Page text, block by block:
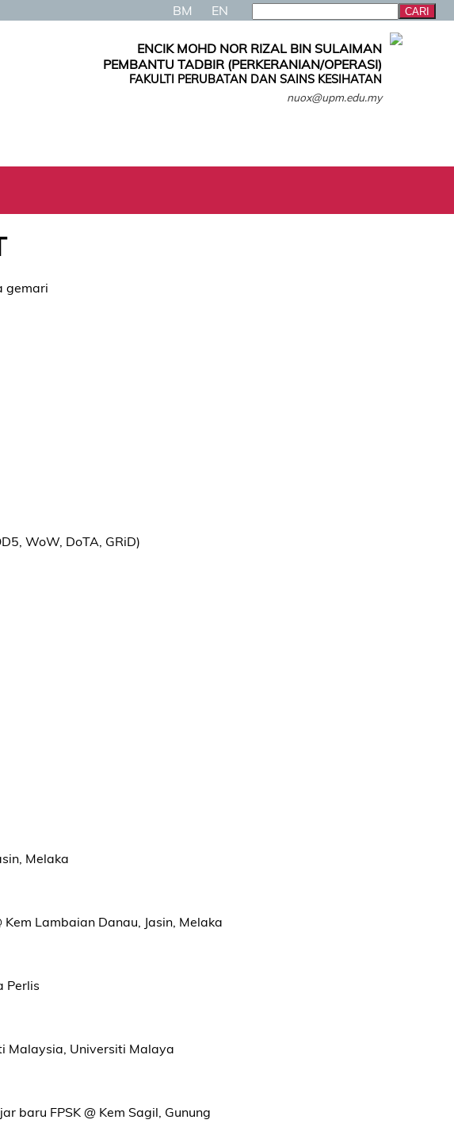
BM EN
ENCIK MOHD NOR RIZAL BIN SULAIMAN
PEMBANTU TADBIR (PERKERANIAN/OPERASI)
FAKULTI PERUBATAN DAN SAINS KESIHATAN
nuox@upm.edu.my
gemari
WoW, DoTA, GRiD)
Melaka
Lambaian Danau, Jasin, Melaka
Perlis
Malaysia, Universiti Malaya
baru FPSK @ Kem Sagil, Gunung